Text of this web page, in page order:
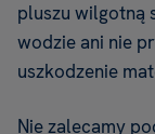
pluszu wilgotną
wodzie ani nie
uszkodzenie
Nie zalecamy